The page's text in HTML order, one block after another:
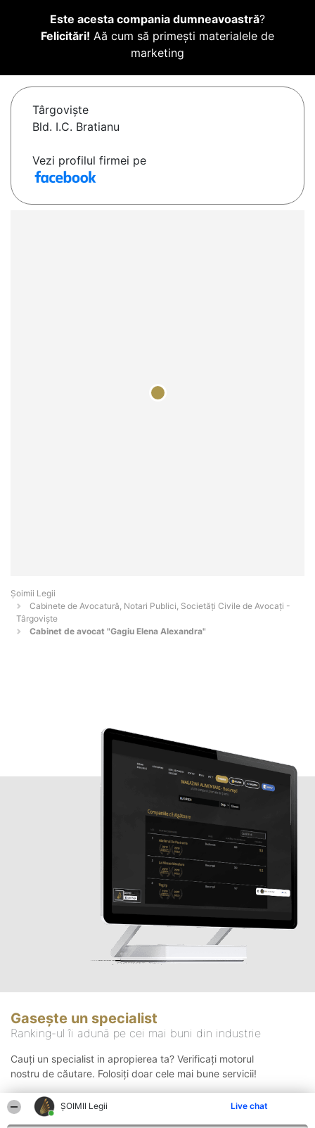
ȘOIMII Legii Live chat
Este acesta compania dumneavoastră?
Felicitări! Aă cum să primești materialele de
marketing
Târgovişte
Bld. I.C. Bratianu
Vezi profilul firmei pe
Șoimii Legii
Cabinete de Avocatură, Notari Publici, Societăți Civile de Avocați -
Târgovişte
Cabinet de avocat "Gagiu Elena Alexandra"
Gasește un specialist
Ranking-ul îi adună pe cei mai buni din industrie
Cauți un specialist in apropierea ta? Verificați motorul
nostru de căutare. Folosiți doar cele mai bune servicii!